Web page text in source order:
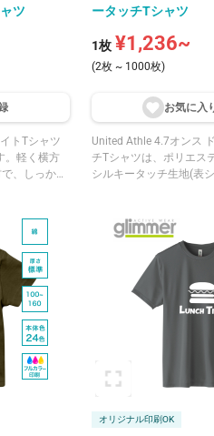
ツ
トTシャツ
。軽く横方
、しっかり
ズのレディ
ろえやすい
日出荷も可
ータッチTシャツ
1枚 ¥1,236~
(2枚 ~ 1000枚)
お気に入
United Athle 4.7オンス
チTシャツは、ポリエス
シルキータッチ生地(表
を軽減するため、さら
です。UPF15のUVカッ
使いや軽い散歩など短
ています。襟はリブ仕
襟伏せテープで補強し
と裾はダブルステッチ
抑えています。ホワイ
ーなどの定番カラーか
の個性的なカラーまで
す。
オリジナル印刷OK